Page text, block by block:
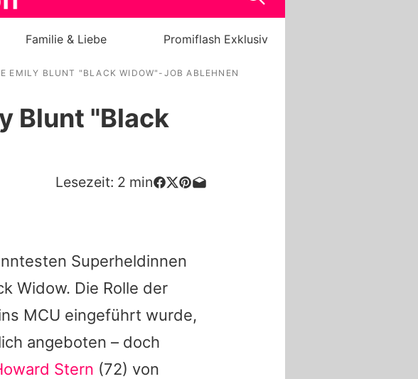
Familie & Liebe Promiflash Exklusiv
EMILY BLUNT "BLACK WIDOW"-JOB ABLEHNEN
Blunt "Black
Lesezeit: 2 min
Superheldinnen
Widow. Die Rolle der
MCU eingeführt wurde,
angeboten – doch
Stern (72) von